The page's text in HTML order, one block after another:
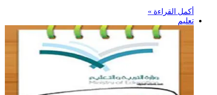
أكمل القراءة »
تعليم